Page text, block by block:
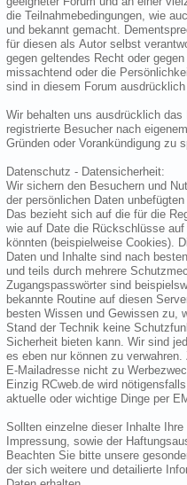
die Teilnahmebedingungen, wie
und bekannt gemacht.
für diesen als Autor selbst
gegen geltendes Recht oder
missachtend oder die
sind in diesem Forum
Wir behalten uns ausdrücklich
registrierte Besucher nach
Gründen oder Vorankündigung zu
Datenschutz - Datensicherheit:
Wir sichern den Besuchern und
der persönlichen Daten
Das bezieht sich auf die für die
wie auf Date die Rückschlüsse
könnten (beispielweise Cookies).
Daten und Inhalte sind nach
und teils durch mehrere
Zugangspasswörter sind
bekannte Routine auf diesen
besten Wissen und Gewissen zu,
Stand der Technik keine
Sicherheit bieten kann. Wir sind
es eben nur können zu
E-Mailadresse nicht zu
Einzig RCweb.de wird
aktuelle oder wichtige Dinge per
Sollten einzelne dieser Inhalte
Impressung, sowie der
Beachten Sie bitte unsere
der sich weitere und detailierte